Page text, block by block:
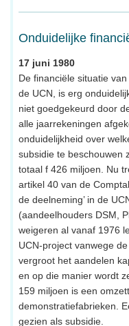
Onduidelijke
17 juni 1980
De financiële situatie
de UCN, is erg
niet goedgekeurd door
alle jaarrekeningen
onduidelijkheid over
subsidie te beschouwen
totaal f 426 miljoen. Nu
artikel 40 van de
de deelneming’ in de
(aandeelhouders DSM,
weigeren al vanaf 1976
UCN-project vanwege
vergroot het aandelen
en op die manier wordt
159 miljoen is een
demonstratiefabrieken.
gezien als subsidie.